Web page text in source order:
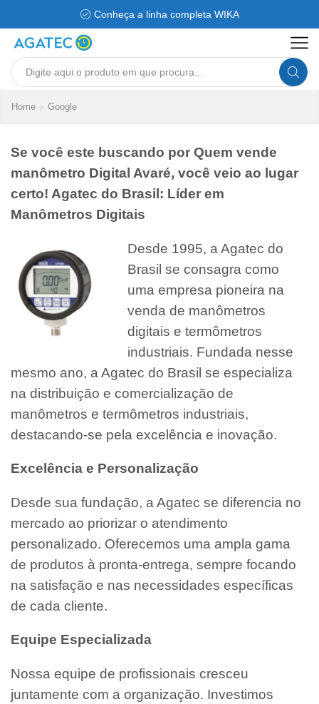
Conheça a linha completa WIKA
Search
Home Google
Se você este buscando por Quem vende
manômetro Digital Avaré, você veio ao lugar
certo! Agatec do Brasil: Líder em
Manômetros Digitais
Desde 1995, a Agatec do
Brasil se consagra como
uma empresa pioneira na
venda de manômetros
digitais e termômetros
industriais. Fundada nesse
mesmo ano, a Agatec do Brasil se especializa
na distribuição e comercialização de
manômetros e termômetros industriais,
destacando-se pela excelência e inovação.
Excelência e Personalização
Desde sua fundação, a Agatec se diferencia no
mercado ao priorizar o atendimento
personalizado. Oferecemos uma ampla gama
de produtos à pronta-entrega, sempre focando
na satisfação e nas necessidades específicas
de cada cliente.
Equipe Especializada
Nossa equipe de profissionais cresceu
juntamente com a organização. Investimos